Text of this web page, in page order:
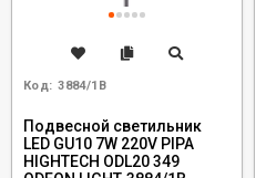
Код: 3884/1B
Подвесной светильник
LED GU10 7W 220V PIPA
HIGHTECH ODL20 349